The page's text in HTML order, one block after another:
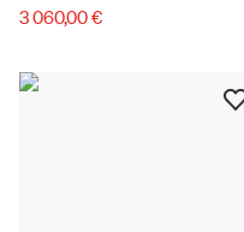
3 060,00 €